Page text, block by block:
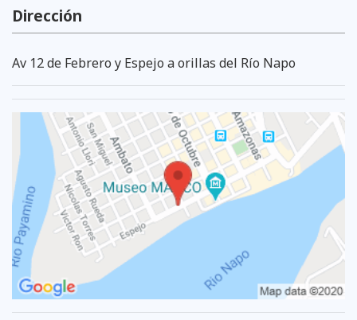
Dirección
Av 12 de Febrero y Espejo a orillas del Río Napo